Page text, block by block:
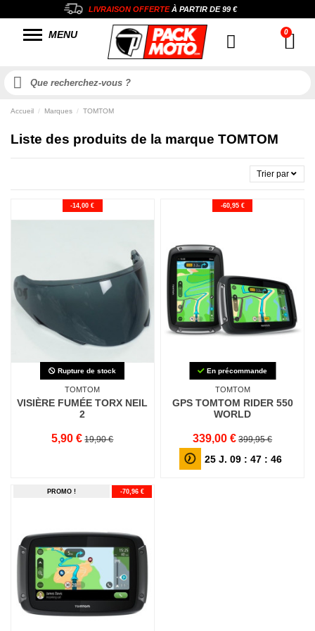
LIVRAISON OFFERTEÀ PARTIR DE99 €
MENU
Accueil Marques TOMTOM
Liste des produits de la marque TOMTOM
Trier par
-14,00 €
Rupture de stock
TOMTOM
VISIÈRE FUMÉE TORX NEIL
2
5,90 € 19,90 €
-60,95 €
En précommande
TOMTOM
GPS TOMTOM RIDER 550
WORLD
339,00 € 399,95 €
25 J. 09 :47 :46
PROMO ! -70,96 €